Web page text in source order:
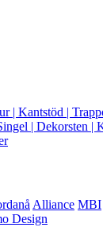
| Kantstöd |
| Dekorsten |
Alliance MBI
Design